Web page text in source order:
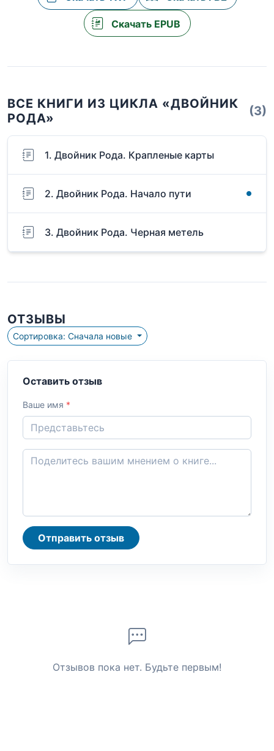
Скачать EPUB
ВСЕ КНИГИ ИЗ ЦИКЛА «ДВОЙНИК
РОДА»
(3)
1. Двойник Рода. Крапленые карты
2. Двойник Рода. Начало пути
3. Двойник Рода. Черная метель
ОТЗЫВЫ
Сортировка: Сначала новые
Оставить отзыв
Ваше имя *
Отправить отзыв
Отзывов пока нет. Будьте первым!